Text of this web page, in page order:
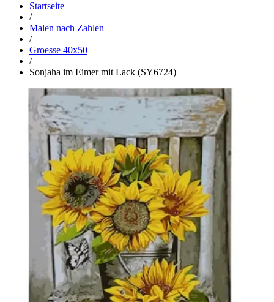
Startseite
/
Malen nach Zahlen
/
Groesse 40x50
/
Sonjaha im Eimer mit Lack (SY6724)